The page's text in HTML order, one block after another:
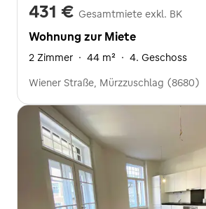
431 € Gesamtmiete exkl. BK
Wohnung zur Miete
2 Zimmer · 44 m² · 4. Geschoss
Wiener Straße, Mürzzuschlag (8680)